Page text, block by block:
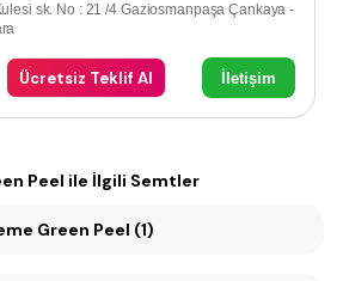
sk. No : 21 /4 Gaziosmanpaşa Çankaya -
Ücretsiz Teklif Al İletişim
Peel ile İlgili Semtler
Green Peel (1)